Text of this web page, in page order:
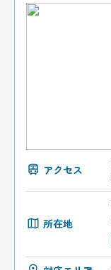
アクセス
所在地